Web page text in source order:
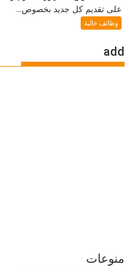
على تقديم كل جديد بخصوص...
وظائف خالية
add
منوعات